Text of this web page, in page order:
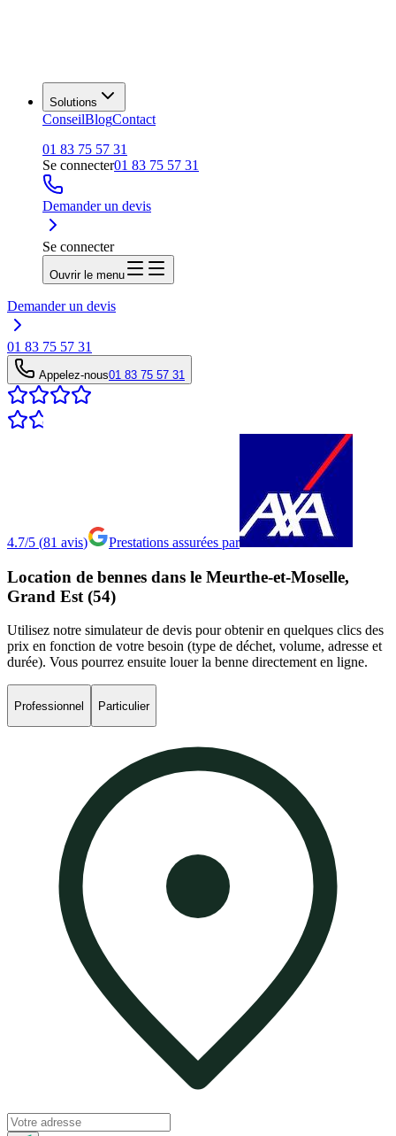
Solutions
ConseilBlogContact
01 83 75 57 31
Se connecter01 83 75 57 31
Demander un devis
Se connecter
Ouvrir le menu
Demander un devis
01 83 75 57 31
Appelez-nous01 83 75 57 31
4.7/5 (81 avis) Prestations assurées par
Location de bennes dans le Meurthe-et-Moselle,
Grand Est (54)
Utilisez notre simulateur de devis pour obtenir en quelques clics des
prix en fonction de votre besoin (type de déchet, volume, adresse et
durée). Vous pourrez ensuite louer la benne directement en ligne.
Professionnel Particulier